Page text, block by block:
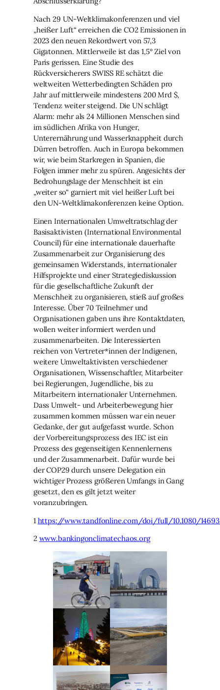
Nach 29 UN-Weltklimakonferenzen und viel
„heißer Luft“ erreichen die CO2 Emissionen in
2023 den neuen Rekordwert von 57,3
Gigatonnen. Mittlerweile ist das 1,5° Ziel von
Paris gerissen. Eine Studie des
Rückversicherers SWISS RE schätzt die
weltweiten Wetterbedingten Schäden pro
Jahr auf mittlerweile mindestens 200 Mrd $,
Tendenz weiter steigend. Die UN schlägt
Alarm: mehr als 24 Millionen Menschen sind
im südlichen Afrika von Hunger,
Unterernährung und Wasserknappheit durch
Dürren betroffen. Auch in Europa bekommen
wir, wie beim Starkregen in Spanien, die
Folgen immer mehr zu spüren. Angesichts der
Bedrohungslage der Menschheit ist ein
„weiter so“ garniert mit viel heißer Luft bei
den UN-Weltklimakonferenzen keine Option.
Einen Internationalen Umweltratschlag der
Basisaktivisten (International Environmental
Council) für eine internationale dauerhafte
Zusammenarbeit zur Organisierung des
gemeinsamen Widerstands, internationaler
Hilfsprojekte und einer Strategiediskussion
für die gesellschaftliche Zukunft der
Menschheit zu organisieren, stieß auf großes
Interesse. Über 70 Teilnehmer und
Organisationen gaben uns ihre Kontaktdaten,
wollen weiter informiert werden und
zusammenarbeiten. Die Interessierten
reichen von Vertreter*innen der Indigenen,
weitere Umweltaktivisten verschiedener
Organisationen, Wissenschaftler, Mitarbeiter
bei Regierungen, Jugendliche, bis zu
Mitarbeitern internationaler Unternehmen.
Dass Umwelt- und Arbeiterbewegung hier
zusammen kommen müssen war ein neuer
Gedanke, der gut aufgefasst wurde. Schon
der Vorbereitungsprozess des IEC ist ein
Prozess des gegenseitigen Kennenlernens
und der Zusammenarbeit. Dafür wurde bei
der COP29 durch unsere Delegation ein
wichtiger Prozess größeren Umfangs in Gang
gesetzt, den es gilt jetzt weiter
voranzubringen.
1 https://www.tandfonline.com/doi/full/10.1080/
2 www.bankingonclimatechaos.org